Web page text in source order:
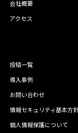
会社概要
アクセス
投稿一覧
導入事例
お問い合わせ
情報セキュリティ基本方
個人情報保護について